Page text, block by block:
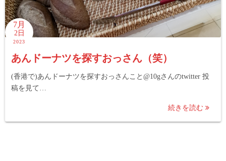
7月
2日
2023
あんドーナツを探すおっさん（笑）
(香港で)あんドーナツを探すおっさんこと@10gさんのtwitter 投
稿を見て…
続きを読む